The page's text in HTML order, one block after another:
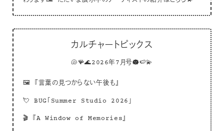
カルチャートピックス
🐚🪸🌊2026年7月号☁️🍉💫
🖼 『言葉の見つからない午後も』
💘 BUG「Summer Studio 2026」
🎬 『A Window of Memories』